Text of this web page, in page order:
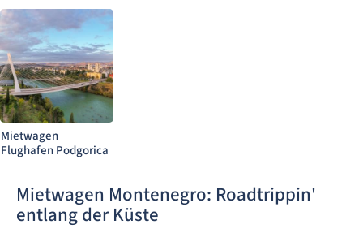
Mietwagen
Flughafen Podgorica
Mietwagen Montenegro: Roadtrippin'
entlang der Küste